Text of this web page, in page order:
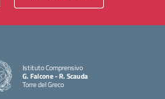
Istituto Comprensivo
G. Falcone - R. Scauda
Torre del Greco